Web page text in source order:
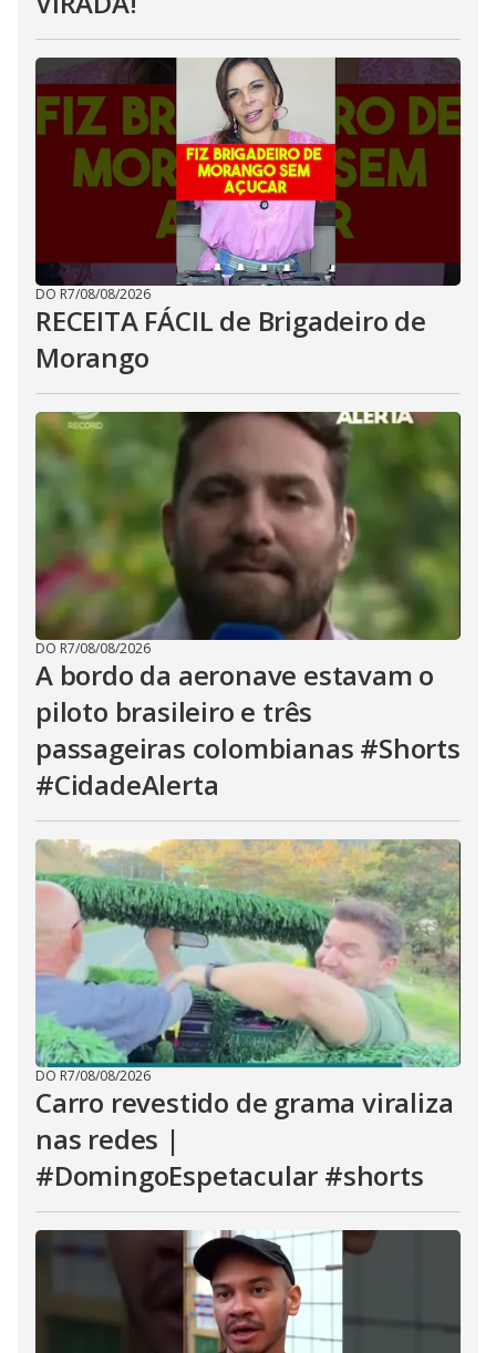
DO R7/08/08/2026
RECEITA FÁCIL de Brigadeiro de
Morango
DO R7/08/08/2026
A bordo da aeronave estavam o
piloto brasileiro e três
passageiras colombianas #Shorts
#CidadeAlerta
DO R7/08/08/2026
Carro revestido de grama viraliza
nas redes |
#DomingoEspetacular #shorts